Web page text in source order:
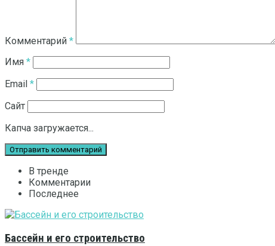
Комментарий *
Имя *
Email *
Сайт
Капча загружается...
В тренде
Комментарии
Последнее
Бассейн и его строительство